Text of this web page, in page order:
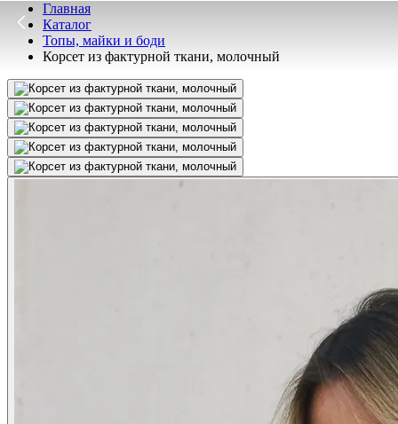
Главная
Каталог
Топы, майки и боди
Корсет из фактурной ткани, молочный